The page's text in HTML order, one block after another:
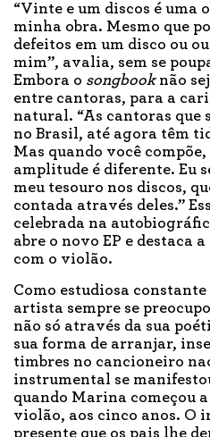
“Vinte e um discos é uma
minha obra. Mesmo que
defeitos em um disco ou
mim”, avalia, sem se
Embora o songbooknão
entre cantoras, para a
natural. “As cantoras que
no Brasil, até agora têm
Mas quando você compõe,
amplitude é diferente. Eu
meu tesouro nos discos,
contada através deles.”
celebrada na
abre o novo EP e destaca
com o violão.
Como estudiosa
artista sempre se
não só através da sua
sua forma de arranjar,
timbres no cancioneiro
instrumental se
quando Marina começou
violão, aos cinco anos. O